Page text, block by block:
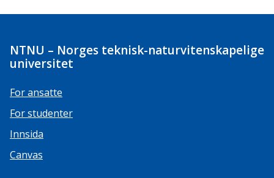
NTNU – Norges teknisk-naturvitenskapelige
universitet
For ansatte
For studenter
Innsida
Canvas